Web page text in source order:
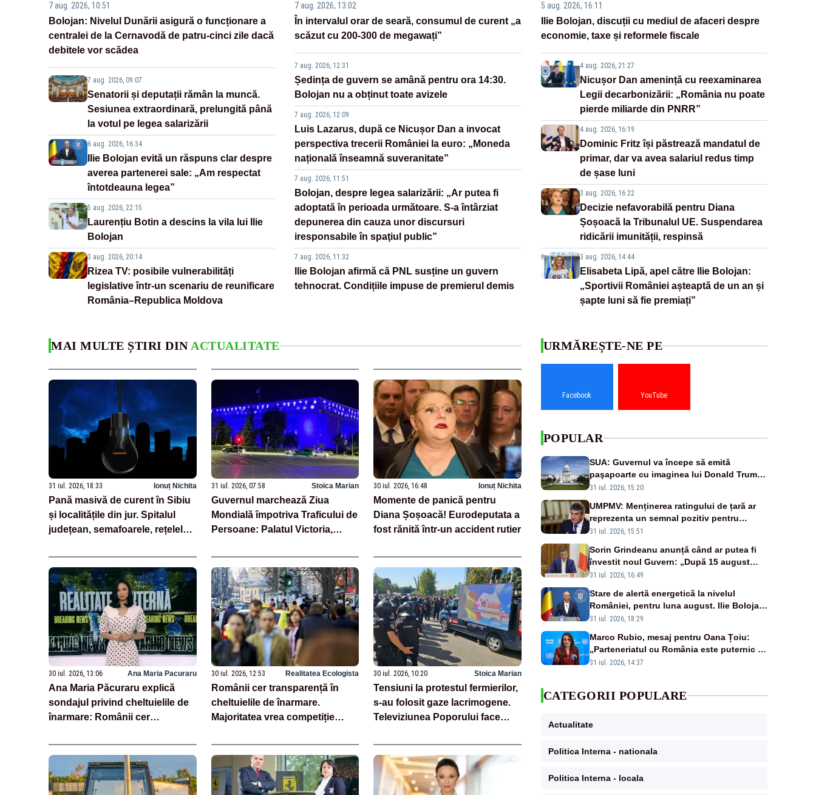
7 aug. 2026, 10:51
Bolojan: Nivelul Dunării asigură o funcționare a
centralei de la Cernavodă de patru-cinci zile dacă
debitele vor scădea
7 aug. 2026, 09:07
Senatorii și deputații rămân la muncă.
Sesiunea extraordinară, prelungită până
la votul pe legea salarizării
6 aug. 2026, 16:34
Ilie Bolojan evită un răspuns clar despre
averea partenerei sale: „Am respectat
întotdeauna legea”
5 aug. 2026, 22:15
Laurențiu Botin a descins la vila lui Ilie
Bolojan
3 aug. 2026, 20:14
Rizea TV: posibile vulnerabilități
legislative într-un scenariu de reunificare
România–Republica Moldova
7 aug. 2026, 13:02
În intervalul orar de seară, consumul de curent „a
scăzut cu 200-300 de megawați”
7 aug. 2026, 12:31
Ședința de guvern se amână pentru ora 14:30.
Bolojan nu a obținut toate avizele
7 aug. 2026, 12:09
Luis Lazarus, după ce Nicușor Dan a invocat
perspectiva trecerii României la euro: „Moneda
națională înseamnă suveranitate”
7 aug. 2026, 11:51
Bolojan, despre legea salarizării: „Ar putea fi
adoptată în perioada următoare. S-a întârziat
depunerea din cauza unor discursuri
iresponsabile în spaţiul public”
7 aug. 2026, 11:32
Ilie Bolojan afirmă că PNL susține un guvern
tehnocrat. Condițiile impuse de premierul demis
5 aug. 2026, 16:11
Ilie Bolojan, discuții cu mediul de afaceri despre
economie, taxe și reformele fiscale
4 aug. 2026, 21:27
Nicușor Dan amenință cu reexaminarea
Legii decarbonizării: „România nu poate
pierde miliarde din PNRR”
4 aug. 2026, 16:19
Dominic Fritz își păstrează mandatul de
primar, dar va avea salariul redus timp
de șase luni
3 aug. 2026, 16:22
Decizie nefavorabilă pentru Diana
Șoșoacă la Tribunalul UE. Suspendarea
ridicării imunității, respinsă
3 aug. 2026, 14:44
Elisabeta Lipă, apel către Ilie Bolojan:
„Sportivii României așteaptă de un an și
șapte luni să fie premiați”
MAI MULTE ȘTIRI DIN ACTUALITATE
31 iul. 2026, 18:33 Ionuț Nichita
Pană masivă de curent în Sibiu
și localitățile din jur. Spitalul
județean, semafoarele, rețelele
31 iul. 2026, 07:58 Stoica Marian
Guvernul marchează Ziua
Mondială împotriva Traficului de
Persoane: Palatul Victoria,
30 iul. 2026, 16:48 Ionuț Nichita
Momente de panică pentru
Diana Șoșoacă! Eurodeputata a
fost rănită într-un accident rutier
30 iul. 2026, 13:06 Ana Maria Pacuraru
Ana Maria Păcuraru explică
sondajul privind cheltuielile de
înarmare: Românii cer
echilibru între partenerii externi
30 iul. 2026, 12:53 Realitatea Ecologista
Românii cer transparență în
cheltuielile de înarmare.
Majoritatea vrea competiție
SONDAJ
30 iul. 2026, 10:20 Stoica Marian
Tensiuni la protestul fermierilor,
s-au folosit gaze lacrimogene.
Televiziunea Poporului face
URMĂREȘTE-NE PE
Facebook YouTube
POPULAR
SUA: Guvernul va începe să emită
paşapoarte cu imaginea lui Donald Trump
începând cu 8 august
31 iul. 2026, 15:20
UMPMV: Menținerea ratingului de țară ar
reprezenta un semnal pozitiv pentru
România. Autoritățile trebuie să continue
financiare
31 iul. 2026, 15:51
Sorin Grindeanu anunță când ar putea fi
învestit noul Guvern: „După 15 august
sunt șanse mai mari”
31 iul. 2026, 16:49
Stare de alertă energetică la nivelul
României, pentru luna august. Ilie Bolojan
a anunțat importuri și posibile restricții –
31 iul. 2026, 18:29
Marco Rubio, mesaj pentru Oana Țoiu:
„Parteneriatul cu România este puternic și
prețuit”
31 iul. 2026, 14:37
CATEGORII POPULARE
Actualitate
Politica Interna - nationala
Politica Interna - locala